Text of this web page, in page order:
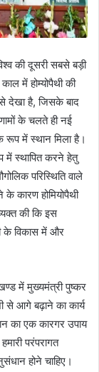
की दूसरी सबसे बड़ी
में होम्योपैथी की
से देखा है, जिसके बाद
के चलते ही नई
रूप में स्थान मिला है।
में स्थापित करने हेतु
परिस्थिति वाले
कारण होमियोपैथी
की कि इस
के विकास में और
में मुख्यमंत्री पुष्कर
से आगे बढ़ाने का कार्य
का एक कारगर उपाय
परंपरागत
होने चाहिए।